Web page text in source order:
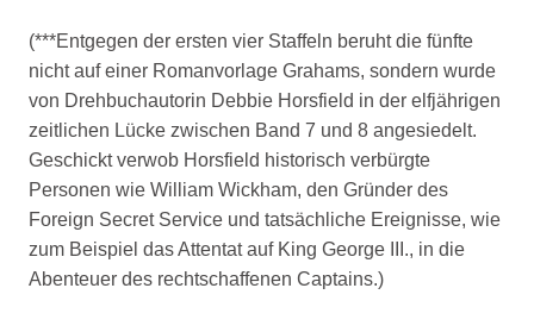
(***Entgegen der ersten vier Staffeln beruht die fünfte
nicht auf einer Romanvorlage Grahams, sondern wurde
von Drehbuchautorin Debbie Horsfield in der elfjährigen
zeitlichen Lücke zwischen Band 7 und 8 angesiedelt.
Geschickt verwob Horsfield historisch verbürgte
Personen wie William Wickham, den Gründer des
Foreign Secret Service und tatsächliche Ereignisse, wie
zum Beispiel das Attentat auf King George III., in die
Abenteuer des rechtschaffenen Captains.)